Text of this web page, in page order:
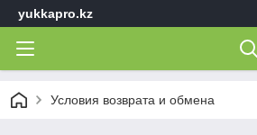
yukkapro.kz
Условия возврата и обмена